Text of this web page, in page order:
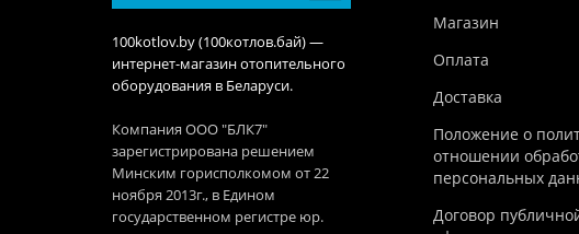
100kotlov.by (100котлов.бай) —
интернет-магазин отопительного
оборудования в Беларуси.
Компания ООО "БЛК7"
зарегистрирована решением
Минским горисполкомом от 22
ноября 2013г., в Едином
государственном регистре юр.
Магазин
Оплата
Доставка
Положение о
отношении
персональных
Договор